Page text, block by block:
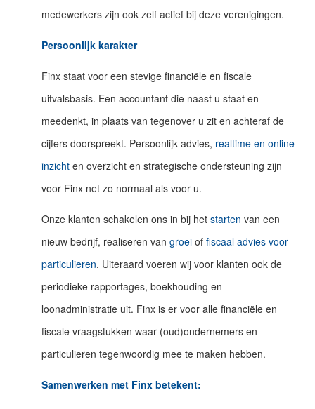
medewerkers zijn ook zelf actief bij deze verenigingen.
Persoonlijk karakter
Finx staat voor een stevige financiële en fiscale
uitvalsbasis. Een accountant die naast u staat en
meedenkt, in plaats van tegenover u zit en achteraf de
cijfers doorspreekt. Persoonlijk advies, realtime en online
inzicht en overzicht en strategische ondersteuning zijn
voor Finx net zo normaal als voor u.
Onze klanten schakelen ons in bij hetstarten van een
nieuw bedrijf, realiseren vangroeioffiscaal advies voor
particulieren. Uiteraard voeren wij voor klanten ook de
periodieke rapportages, boekhouding en
loonadministratie uit. Finx is er voor alle financiële en
fiscale vraagstukken waar (oud)ondernemers en
particulieren tegenwoordig mee te maken hebben.
Samenwerken met Finx betekent: